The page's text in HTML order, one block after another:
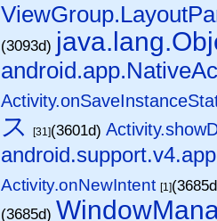
(3093d)
ス [31](3601d)
Activity.onNewIntent [1]
(3685d)